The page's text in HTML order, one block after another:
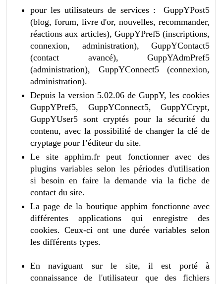
pour les utilisateurs de services : GuppYPost5
(blog, forum, livre d'or, nouvelles, recommander,
réactions aux articles), GuppYPref5 (inscriptions,
connexion, administration), GuppYContact5
(contact avancé), GuppYAdmPref5
(administration), GuppYConnect5 (connexion,
administration).
Depuis la version 5.02.06 de GuppY, les cookies
GuppYPref5, GuppYConnect5, GuppYCrypt,
GuppYUser5 sont cryptés pour la sécurité du
contenu, avec la possibilité de changer la clé de
cryptage pour l’éditeur du site.
Le site apphim.fr peut fonctionner avec des
plugins variables selon les périodes d'utilisation
si besoin en faire la demande via la fiche de
contact du site.
La page de la boutique apphim fonctionne avec
différentes applications qui enregistre des
cookies. Ceux-ci ont une durée variables selon
les différents types.
En naviguant sur le site, il est porté à
connaissance de l'utilisateur que des fichiers